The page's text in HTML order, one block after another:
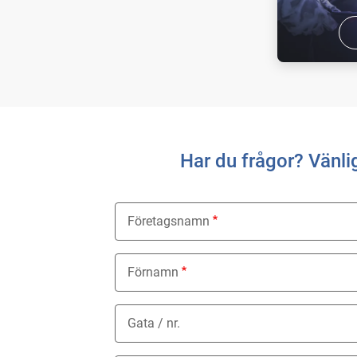
Har du frågor?
Företagsnamn
Förnamn
Gata / nr.